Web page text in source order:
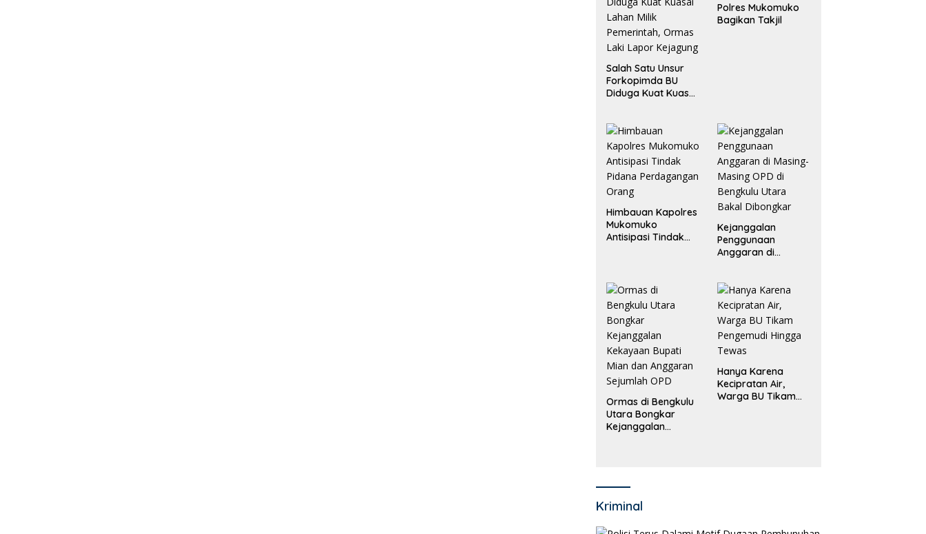
Salah Satu Unsur
Forkopimda BU
Diduga Kuat Kuasai
Laki Lapor
Kejagung
Polres Mukomuko
Bagikan Takjil
Himbauan Kapolres
Mukomuko
Antisipasi Tindak
Kejanggalan
Penggunaan
Anggaran di
Bakal Dibongkar
Ormas di Bengkulu
Utara Bongkar
Kejanggalan
Hanya Karena
Kecipratan Air,
Warga BU Tikam
Kriminal